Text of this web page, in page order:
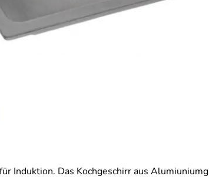
Induktion. Das Kochgeschirr aus